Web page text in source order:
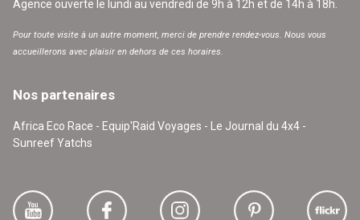
Agence ouverte le lundi au vendredi de 9h à 12h et de 14h à 18h.
Pour toute visite à un autre moment, merci de prendre rendez-vous. Nous vous
accueillerons avec plaisir en dehors de ces horaires.
Nos partenaires
Africa Eco Race - Equip'Raid Voyages - Le Journal du 4x4 -
Sunreef Yatchs